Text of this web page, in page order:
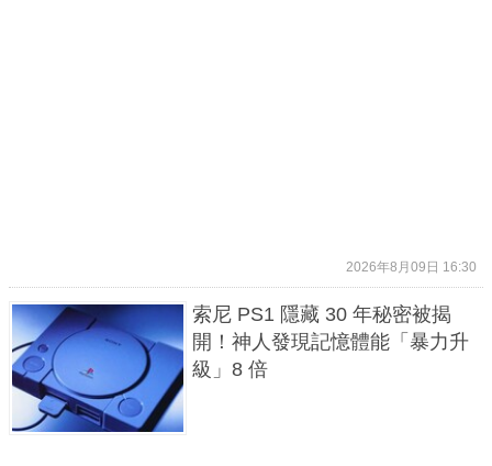
2026年8月09日 16:30
索尼 PS1 隱藏 30 年秘密被揭
開！神人發現記憶體能「暴力升
級」8 倍